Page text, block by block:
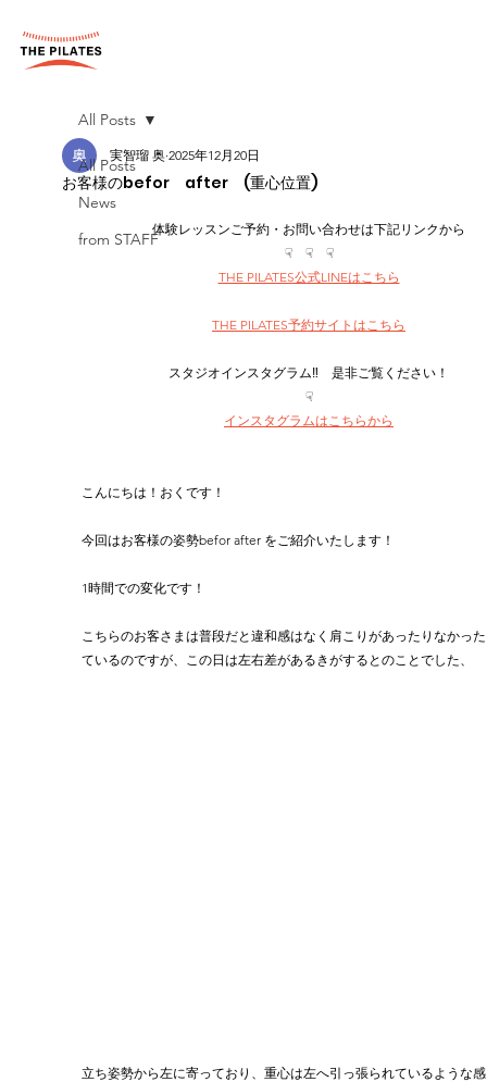
All Posts
News
from STAFF
All Posts
お客様のbefor after (重心位置)
実智瑠 奥 2025年12月20日
体験レッスンご予約・お問い合わせは下記リンクから
☟　☟　☟
THE PILATES公式LINEはこちら
THE PILATES予約サイトはこちら
スタジオインスタグラム‼︎　是非ご覧ください！
☟
インスタグラムはこちらから
こんにちは！おくです！
今回はお客様の姿勢befor after をご紹介いたします！
1時間での変化です！
こちらのお客さまは普段だと違和感はなく肩こりがあったりなかっ
ているのですが、この日は左右差があるきがするとのことでした、
立ち姿勢から左に寄っており、重心は左へ引っ張られているような